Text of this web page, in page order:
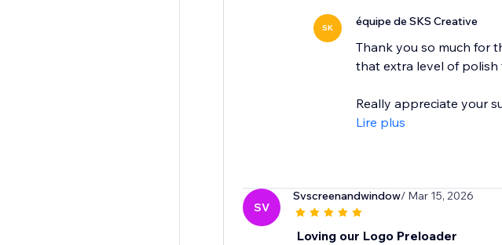
SK équipe de SKS Creative
Thank you so much for
that extra level of polish
Really appreciate your
Lire plus
SV
Svscreenandwindow/ Mar 15, 2026
Loving our Logo Preloader